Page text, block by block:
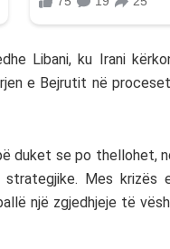
Libani, ku Irani
e Bejrutit në
duket se po thellohet,
Mes krizës
një zgjedhjeje të